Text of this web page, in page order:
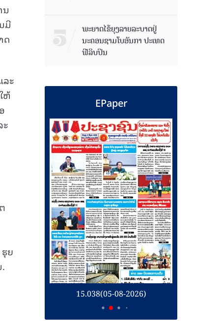
ນ
ມີ
ດ
ະ
ຫ້
ຍ
ພະຍາດໄຂ້ຍຸງລາຍລະບາດຢູ່
ນະຄອນຊາມໂບ​ອັນກາ ປະເທດ
ຟີລິບປິນ
EPaper
15.038(05-08-2026)